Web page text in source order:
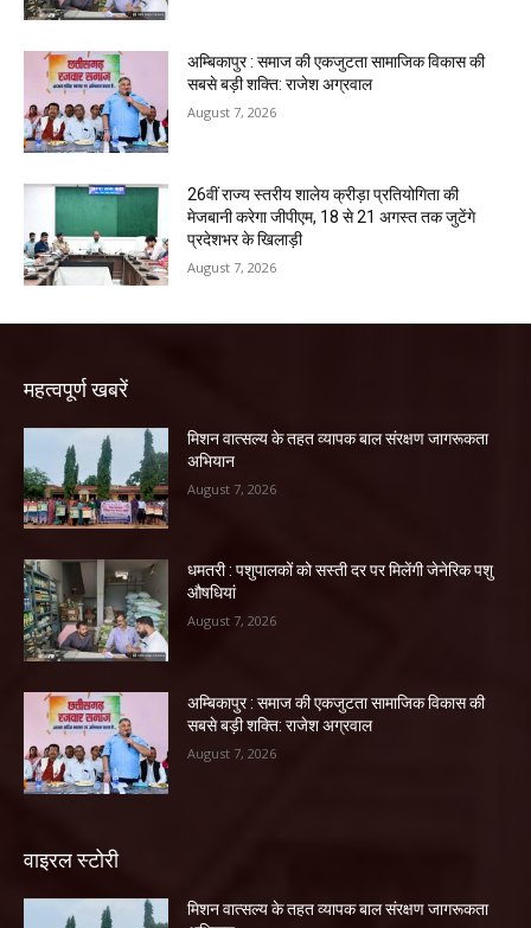
अम्बिकापुर : समाज की एकजुटता सामाजिक विकास की
सबसे बड़ी शक्ति: राजेश अग्रवाल
August 7, 2026
26वीं राज्य स्तरीय शालेय क्रीड़ा प्रतियोगिता की
मेजबानी करेगा जीपीएम, 18 से 21 अगस्त तक जुटेंगे
प्रदेशभर के खिलाड़ी
August 7, 2026
महत्वपूर्ण खबरें
मिशन वात्सल्य के तहत व्यापक बाल संरक्षण जागरूकता
अभियान
August 7, 2026
धमतरी : पशुपालकों को सस्ती दर पर मिलेंगी जेनेरिक पशु
औषधियां
August 7, 2026
अम्बिकापुर : समाज की एकजुटता सामाजिक विकास की
सबसे बड़ी शक्ति: राजेश अग्रवाल
August 7, 2026
वाइरल स्टोरी
मिशन वात्सल्य के तहत व्यापक बाल संरक्षण जागरूकता